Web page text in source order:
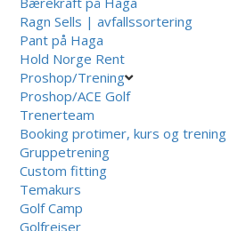
Ragn Sells | avfallssortering
Pant på Haga
Hold Norge Rent
Proshop/Trening
Proshop/ACE Golf
Trenerteam
Booking protimer, kurs og trening
Gruppetrening
Custom fitting
Temakurs
Golf Camp
Golfreiser